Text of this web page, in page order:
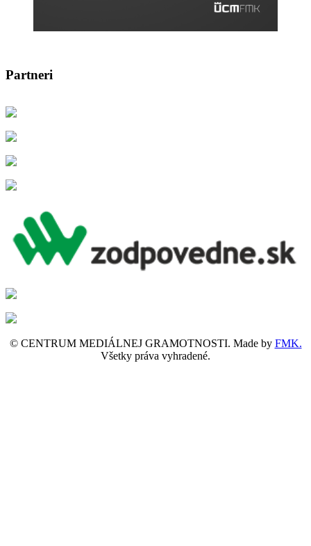
Partneri
© CENTRUM MEDIÁLNEJ GRAMOTNOSTI. Made by FMK.
Všetky práva vyhradené.